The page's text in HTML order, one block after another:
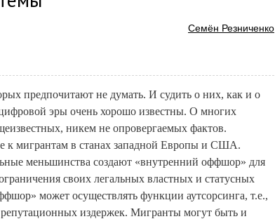
Семён Резниченко
предпочитают не думать. И судить о них, как и о
эры очень хорошо известны. О многих
никем не опровергаемых фактов.
к мигрантам в станах западной Европы и США.
меньшинства создают «внутренний оффшор» для
своих легальных властных и статусных
может осуществлять функции аутсорсинга, т.е.,
издержек. Мигранты могут быть и